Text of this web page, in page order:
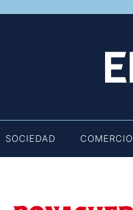
SOCIEDAD COMERCIO